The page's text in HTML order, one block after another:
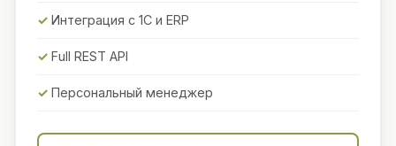
Интеграция с 1С и ERP
Full REST API
Персональный менеджер